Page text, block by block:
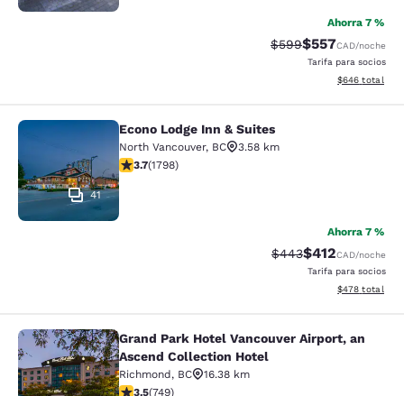
Ahorra 7 %
Tarifa tachada:
$599Tarifa reducida:
$557CAD/noche
Tarifa para socios
Ver detalles
$646 total
Econo Lodge Inn & Suites
41
Econo Lodge Inn & Suites
North Vancouver, BC
3.58 km
Calificación de 3.66 estrellas. Bueno. 1798 reseñas
3.7(1798)
Ahorra 7 %
Tarifa tachada:
$443Tarifa reducida:
$412CAD/noche
Tarifa para socios
Ver detalles
$478 total
Grand Park Hotel Vancouver
Grand Park Hotel Vancouver Airport, an
Ascend Collection Hotel
Richmond, BC
16.38 km
Calificación de 3.54 estrellas. Bueno. 749 reseñas
3.5(749)